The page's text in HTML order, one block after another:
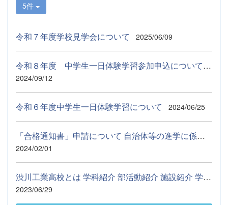
5件
令和７年度学校見学会について 2025/06/09
令和８年度 中学生一日体験学習参加申込について ９月５日（土...
2024/09/12
令和６年度中学生一日体験学習について 2024/06/25
「合格通知書」申請について 自治体等の進学に係る奨学資金の申請...
2024/02/01
渋川工業高校とは 学科紹介 部活動紹介 施設紹介 学校行事 Q&amp;...
2023/06/29